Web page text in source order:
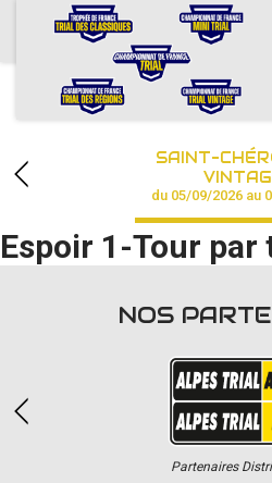
ACCUEIL
CALENDRIER
CHAMPIONNAT
RÉSULTATS
PHOTOS / VIDÉOS
PARTENAIRES
SAINT-
du 05/09/2026 au
Espoir 1-Tour par
NOS
Partenaires